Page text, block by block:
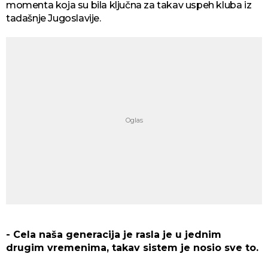
momenta koja su bila ključna za takav uspeh kluba iz
tadašnje Jugoslavije.
- Cela naša generacija je rasla je u jednim
drugim vremenima, takav sistem je nosio sve to.